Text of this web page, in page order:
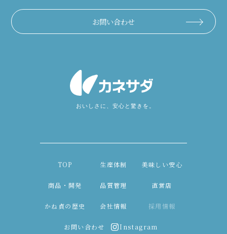
お問い合わせ
TOP 生産体制 美味しい安心
商品・開発 品質管理 直営店
かね貞の歴史 会社情報 採用情報
お問い合わせ Instagram